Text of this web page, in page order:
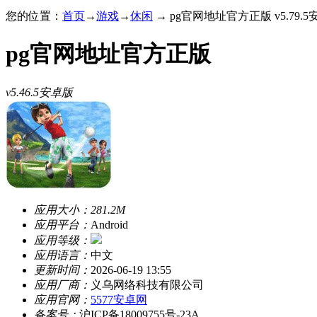
您的位置： 首页→游戏→休闲 → pg官网地址官方正版 v5.79.5
pg官网地址官方正版
v5.46.5安卓版
应用大小： 281.2M
应用平台： Android
应用等级：
应用语言： 中文
更新时间： 2026-06-19 13:55
应用厂商： 义乌网络科技有限公司
应用官网： 5577安卓网
备案号： 沪ICP备18009755号-23A